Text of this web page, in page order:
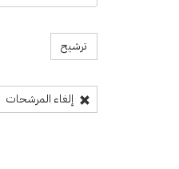
ترشيح
إلغاء المرشحات